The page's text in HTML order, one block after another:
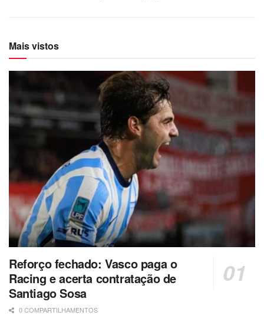
Mais vistos
Reforço fechado: Vasco paga o
Racing e acerta contratação de
Santiago Sosa
0 COMPARTILHAMENTOS